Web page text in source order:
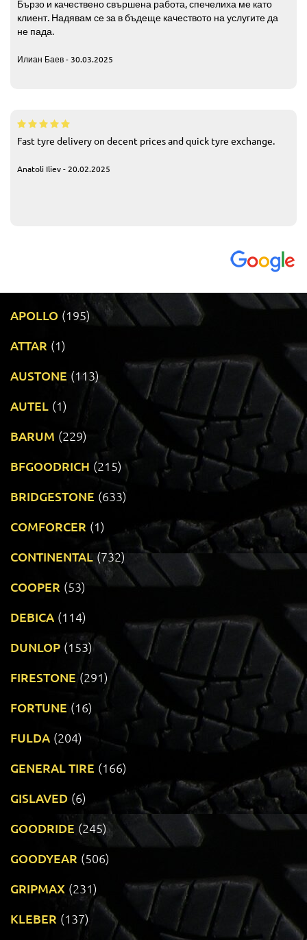
Бързо и качествено свършена работа, спечелиха ме като
клиент. Надявам се за в бъдеще качеството на услугите да
не пада.
Илиан Баев - 30.03.2025
Fast tyre delivery on decent prices and quick tyre exchange.
Anatoli Iliev - 20.02.2025
APOLLO (195)
ATTAR (1)
AUSTONE (113)
AUTEL (1)
BARUM (229)
BFGOODRICH (215)
BRIDGESTONE (633)
COMFORCER (1)
CONTINENTAL (732)
COOPER (53)
DEBICA (114)
DUNLOP (153)
FIRESTONE (291)
FORTUNE (16)
FULDA (204)
GENERAL TIRE (166)
GISLAVED (6)
GOODRIDE (245)
GOODYEAR (506)
GRIPMAX (231)
KLEBER (137)